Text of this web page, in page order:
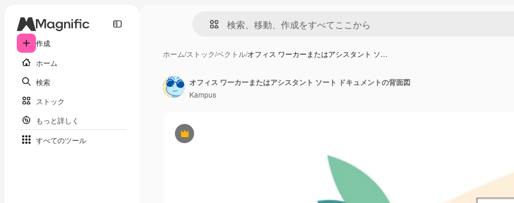
作成
ホーム
検索
ストック
もっと詳しく
すべてのツール
ホーム/ストック/ベクトル/オフィス ワーカーまたはアシスタント ソ…
Premium
オフィス ワーカーまたはアシスタント ソート ドキュメントの背面図
Kampus